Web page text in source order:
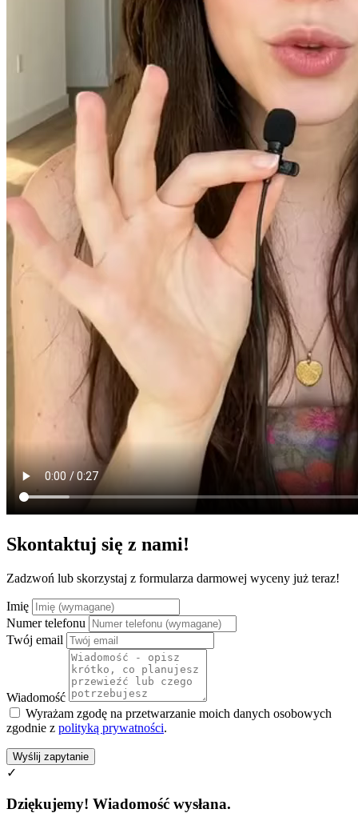
Skontaktuj się z nami!
Zadzwoń lub skorzystaj z formularza darmowej wyceny już teraz!
Imię
Numer telefonu
Twój email
Wiadomość
Wyrażam zgodę na przetwarzanie moich danych osobowych
zgodnie z polityką prywatności.
Wyślij zapytanie
✓
Dziękujemy! Wiadomość wysłana.